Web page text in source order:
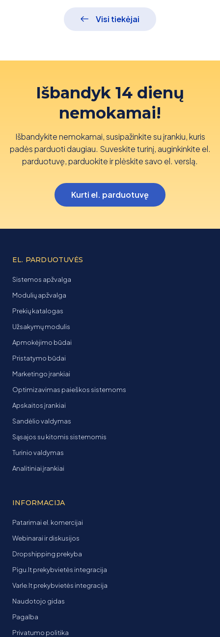
Visi tiekėjai
Išbandyk 14 dienų
nemokamai!
Išbandykite nemokamai, susipažinkite su įrankiu, kuris
padės parduoti daugiau. Suveskite turinį, auginkinkite el.
parduotuvę, parduokite ir plėskite savo el. verslą.
Kurti el. parduotuvę
EL. PARDUOTUVĖS
Sistemos apžvalga
Modulių apžvalga
Prekių katalogas
Užsakymų modulis
Apmokėjimo būdai
Pristatymo būdai
Marketingo įrankiai
Optimizavimas paieškos sistemoms
Apskaitos įrankiai
Sandėlio valdymas
Sąsajos su kitomis sistemomis
Turinio valdymas
Analitiniai įrankiai
INFORMACIJA
Patarimai el. komercijai
Webinarai ir diskusijos
Dropshipping prekyba
Pigu.lt prekybvietės integracija
Varle.lt prekybvietės integracija
Naudotojo gidas
Pagalba
Privatumo politika